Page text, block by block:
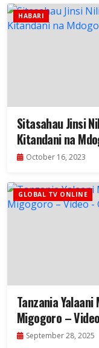
HABARI
Sitasahau Jinsi
Kitandani na
October 16, 2023
GLOBAL TV ONLINE
Tanzania
Migogoro – Video
September 28, 2025